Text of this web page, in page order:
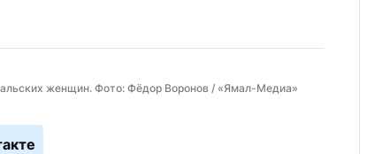
женщин. Фото: Фёдор Воронов / «Ямал-Медиа»